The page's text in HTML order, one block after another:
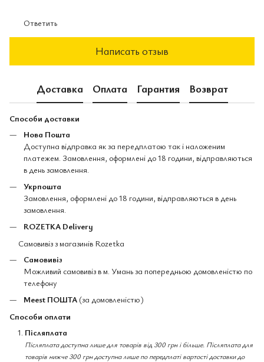
Ответить
Написать отзыв
Доставка Оплата Гарантия Возврат
Способи доставки
Нова Пошта
Доступна відправка як за передплатою так і наложеним
платежем. Замовлення, оформлені до 18 години, відправляються
в день замовлення.
Укрпошта
Замовлення, оформлені до 18 години, відправляються в день
замовлення.
ROZETKA Delivery
Самовивіз з магазинів Rozetka
Самовивіз
Можливий самовивіз в м. Умань за попередньою домовленістю по
телефону
Meest ПОШТА (за домовленістю)
Способи оплати
Післяплата
Післяплата доступна лише для товарів від 300 грн і більше. Післяплата для
товарів нижче 300 грн доступна лише по передплаті вартості доставки до